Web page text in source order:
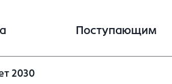
Поступающим
2030